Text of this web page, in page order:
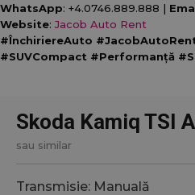
WhatsApp: +4.0746.889.888 |
Website: Jacob Auto Rent
#ÎnchiriereAuto
#SUVCompact #Performanță
Skoda Kamiq TSI
sau similar
Transmisie: Manuală